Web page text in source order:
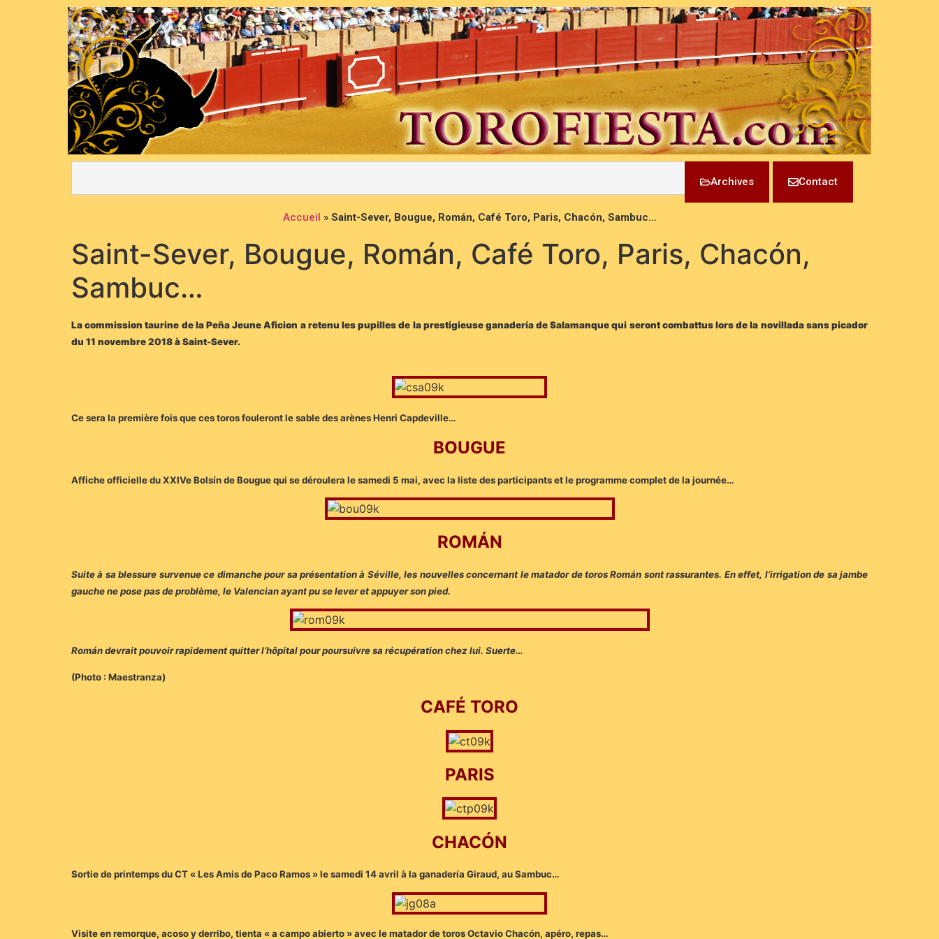
Archives Contact
Accueil » Saint-Sever, Bougue, Román, Café Toro, Paris, Chacón, Sambuc…
Saint-Sever, Bougue, Román, Café Toro, Paris, Chacón,
Sambuc…
La commission taurine de la Peña Jeune Aficion a retenu les pupilles de la prestigieuse ganadería de Salamanque qui seront combattus lors de la novillada sans picador
du 11 novembre 2018 à Saint-Sever.
Ce sera la première fois que ces toros fouleront le sable des arènes Henri Capdeville…
BOUGUE
Affiche officielle du XXIVe Bolsín de Bougue qui se déroulera le samedi 5 mai, avec la liste des participants et le programme complet de la journée…
ROMÁN
Suite à sa blessure survenue ce dimanche pour sa présentation à Séville, les nouvelles concernant le matador de toros Román sont rassurantes. En effet, l’irrigation de sa jambe
gauche ne pose pas de problème, le Valencian ayant pu se lever et appuyer son pied.
Román devrait pouvoir rapidement quitter l’hôpital pour poursuivre sa récupération chez lui. Suerte…
(Photo : Maestranza)
CAFÉ TORO
PARIS
CHACÓN
Sortie de printemps du CT « Les Amis de Paco Ramos » le samedi 14 avril à la ganadería Giraud, au Sambuc…
Visite en remorque, acoso y derribo, tienta « a campo abierto » avec le matador de toros Octavio Chacón, apéro, repas…